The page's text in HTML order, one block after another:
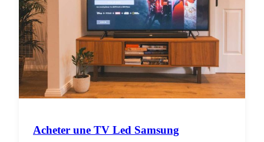
Acheter une TV Led Samsung